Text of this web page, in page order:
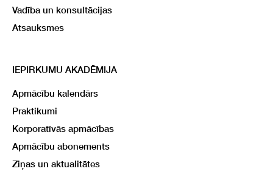
Vadība un konsultācijas
Atsauksmes
IEPIRKUMU AKADĒMIJA
Apmācību kalendārs
Praktikumi
Korporatīvās apmācības
Apmācību abonements
Ziņas un aktualitātes